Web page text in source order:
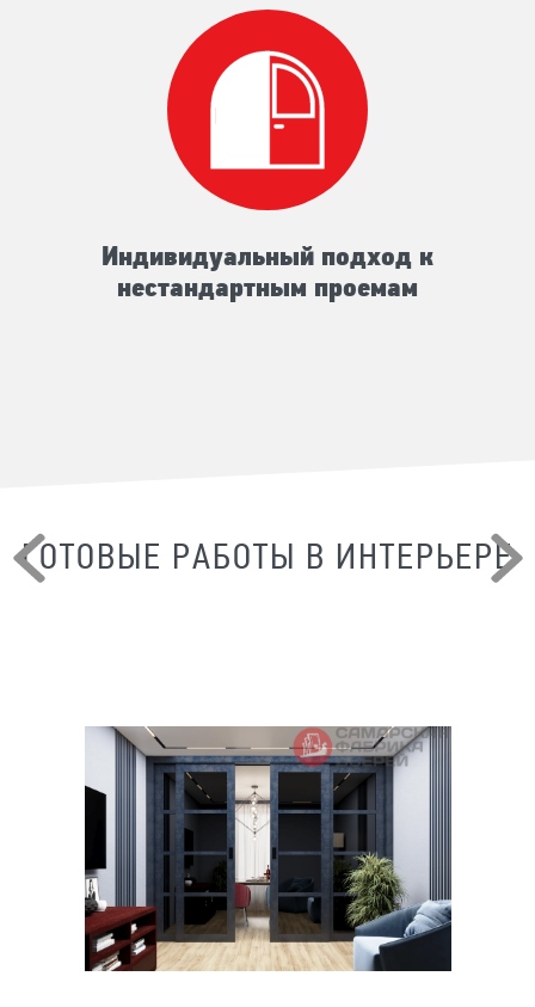
Индивидуальный подход к
нестандартным проемам
ГОТОВЫЕ РАБОТЫ В ИНТЕРЬЕРЕ